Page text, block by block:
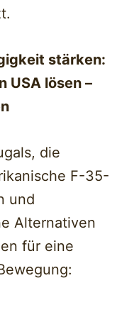
stärken:
USA lösen –
die
F-35-
und
Alternativen
für eine